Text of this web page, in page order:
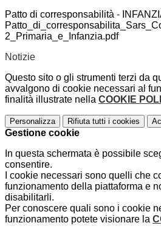
Patto di corresponsabilità -
2_Primaria_e_Infanzia.pdf
Notizie
Questo sito o gli strumenti terzi da
avvalgono di cookie necessari al
finalità illustrate nella COOKIE
Personalizza Rifiuta tutti i cookies
Gestione cookie
In questa schermata è possibile
consentire.
I cookie necessari sono quelli che
funzionamento della piattaforma e
disabilitarli.
Per conoscere quali sono i cookie
funzionamento potete visionare la